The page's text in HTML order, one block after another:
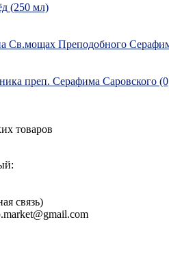
(250 мл)
Св.мощах Преподобного
преп. Серафима Саровского
товаров
связь)